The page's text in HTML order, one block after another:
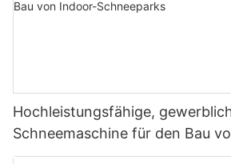
Hochleistungsfähige,
Schneemaschine für den Bau
Schneeparks